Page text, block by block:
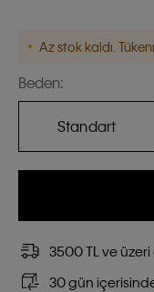
Az stok kaldı.
Beden:
Standart
3500 TL ve
30 gün